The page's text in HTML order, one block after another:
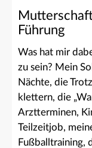
Führung
Was hat mir
zu sein? Mein
Nächte, die
klettern, die
Arztterminen,
Teilzeitjob,
Fußballtraining,